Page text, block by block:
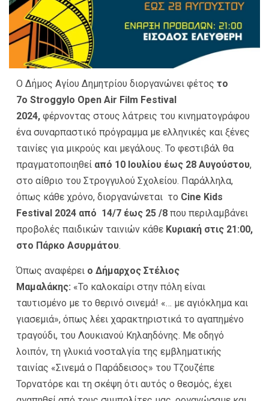
Ο Δήμος Αγίου Δημητρίου διοργανώνει φέτος το
7ο Stroggylo Open Air Film Festival
2024, φέρνοντας στους λάτρεις του κινηματογράφου
ένα συναρπαστικό πρόγραμμα με ελληνικές και ξένες
ταινίες για μικρούς και μεγάλους. Το φεστιβάλ θα
πραγματοποιηθεί από 10 Ιουλίου έως 28 Αυγούστου,
στο αίθριο του Στρογγυλού Σχολείου. Παράλληλα,
όπως κάθε χρόνο, διοργανώνεται το Cine Kids
Festival 2024 από 14/7 έως 25 /8 που περιλαμβάνει
προβολές παιδικών ταινιών κάθε Κυριακή στις 21:00,
στο Πάρκο Ασυρμάτου.
Όπως αναφέρει ο Δήμαρχος Στέλιος
Μαμαλάκης: «Το καλοκαίρι στην πόλη είναι
ταυτισμένο με το θερινό σινεμά! «… με αγιόκλημα και
γιασεμιά», όπως λέει χαρακτηριστικά το αγαπημένο
τραγούδι, του Λουκιανού Κηλαηδόνης. Με οδηγό
λοιπόν, τη γλυκιά νοσταλγία της εμβληματικής
ταινίας «Σινεμά ο Παράδεισος» του Τζουζέπε
Τορνατόρε και τη σκέψη ότι αυτός ο θεσμός, έχει